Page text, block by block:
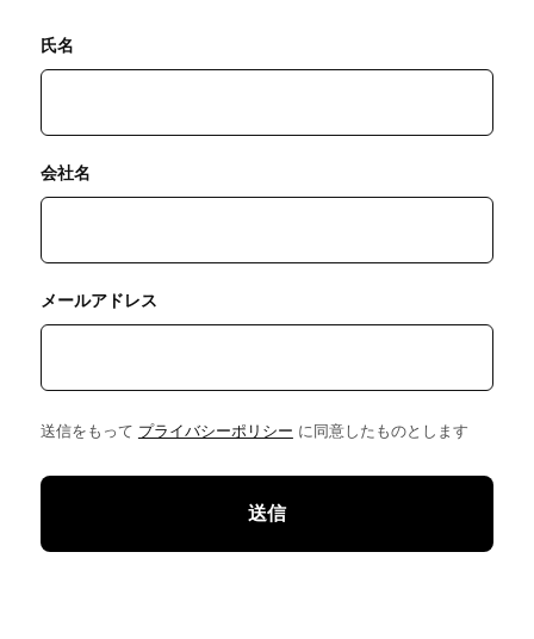
氏名
会社名
メールアドレス
送信をもって プライバシーポリシー に同意したものとします